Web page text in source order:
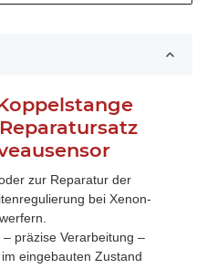
zur Reparatur der
bei Xenon-
präzise Verarbeitung –
eingebauten Zustand